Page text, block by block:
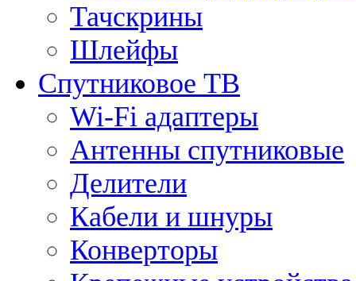
Тачскрины
Шлейфы
Спутниковое ТВ
Wi-Fi адаптеры
Антенны спутниковые
Делители
Кабели и шнуры
Конверторы